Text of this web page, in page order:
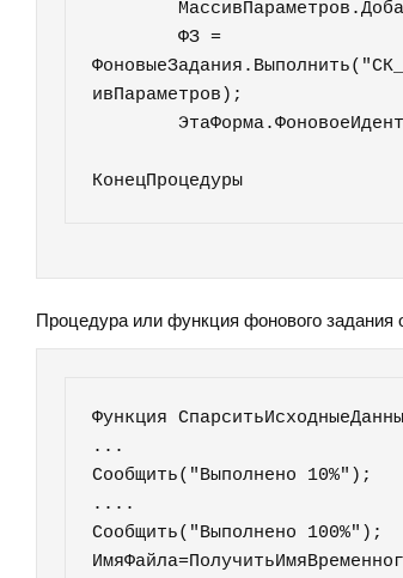
	ФЗ =
ивПараметров);
	ЭтаФорма.ФоновоеИдентификатор = ФЗ.УникальныйИдентификатор;
Процедура или функция фонового
Функция
...
Сообщить("Выполнено 10%");
....
Сообщить("Выполнено 100%");